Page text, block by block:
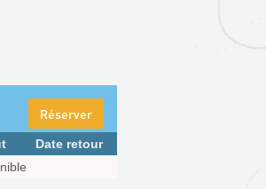
Réserver
Date retour